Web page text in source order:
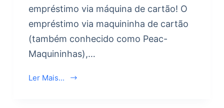
empréstimo via máquina de cartão! O
empréstimo via maquininha de cartão
(também conhecido como Peac-
Maquininhas),…
Ler Mais...